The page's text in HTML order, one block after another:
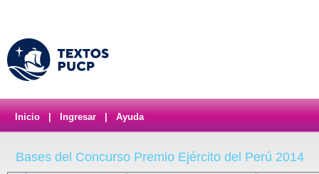
Inicio Ingresar Ayuda
Bases del Concurso Premio Ejército del Perú 2014